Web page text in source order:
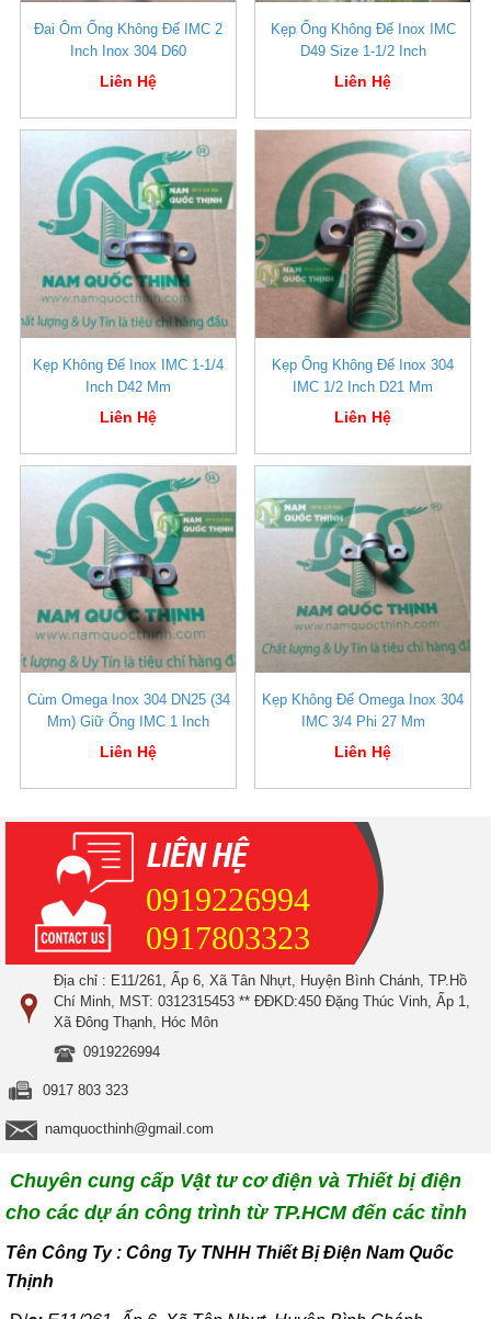
Đai Ôm Ống Không Đế IMC 2
Inch Inox 304 D60
Liên Hệ
Kẹp Ống Không Đế Inox IMC
D49 Size 1-1/2 Inch
Liên Hệ
Kẹp Không Đế Inox IMC 1-1/4
Inch D42 Mm
Liên Hệ
Kẹp Ống Không Đế Inox 304
IMC 1/2 Inch D21 Mm
Liên Hệ
Cùm Omega Inox 304 DN25 (34
Mm) Giữ Ống IMC 1 Inch
Liên Hệ
Kẹp Không Đế Omega Inox 304
IMC 3/4 Phi 27 Mm
Liên Hệ
0919226994
0917803323
Địa chỉ : E11/261, Ấp 6, Xã Tân Nhựt, Huyện Bình Chánh, TP.Hồ
Chí Minh, MST: 0312315453 ** ĐĐKD:450 Đặng Thúc Vinh, Ấp 1,
Xã Đông Thạnh, Hóc Môn
0919226994
0917 803 323
namquocthinh@gmail.com
Chuyên cung cấp Vật tư cơ điện và Thiết bị điện
cho các dự án công trình từ TP.HCM đến các tỉnh
Tên Công Ty : Công Ty TNHH Thiết Bị Điện Nam Quốc
Thịnh